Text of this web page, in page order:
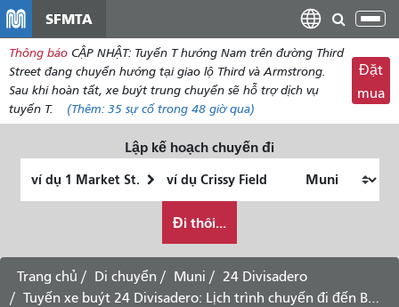
dung
SFMTA
Thông báo CẬP NHẬT: Tuyến T hướng Nam trên đường Third
Street đang chuyển hướng tại giao lộ Third và Armstrong.
Sau khi hoàn tất, xe buýt trung chuyển sẽ hỗ trợ dịch vụ
tuyến T.
(Thêm: 35 sự cố trong 48 giờ qua)
Đặt
mua
Lập kế hoạch chuyến đi
thúc
muốn
đi
du
lịch
Đi thôi...
Trang chủ Di chuyển Muni
24 Divisadero
Tuyến xe buýt 24 Divisadero: Lịch trình chuyến đi đến Bayview - Ngày 14 tháng 8 năm 2026